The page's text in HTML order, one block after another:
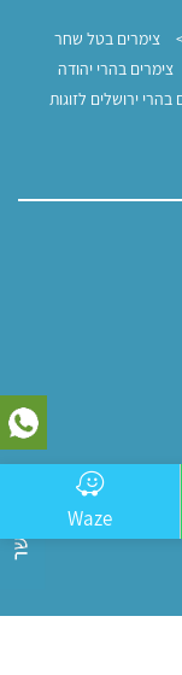
צימרים בטל שחר
צימרים בהרי יהודה
בהרי ירושלים לזוגות
Waze